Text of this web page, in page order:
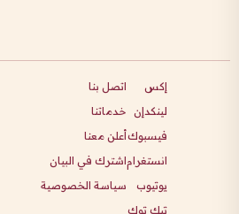
إكس
لينكدإن
فيسبوك
انستغرام
يوتيوب
تيك توك
اتصل بنا
خدماتنا
أعلن معنا
اشترك في البيان
سياسة الخصوصية